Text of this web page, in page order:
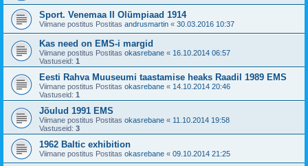
Sport. Venemaa II Olümpiaad 1914
Viimane postitus Postitas andrusmartin « 30.03.2016 10:37
Kas need on EMS-i margid
Viimane postitus Postitas okasrebane « 16.10.2014 06:57
Vastuseid: 1
Eesti Rahva Muuseumi taastamise heaks Raadil 1989 EMS
Viimane postitus Postitas okasrebane « 14.10.2014 20:46
Vastuseid: 1
Jõulud 1991 EMS
Viimane postitus Postitas okasrebane « 11.10.2014 19:58
Vastuseid: 3
1962 Baltic exhibition
Viimane postitus Postitas okasrebane « 09.10.2014 21:25